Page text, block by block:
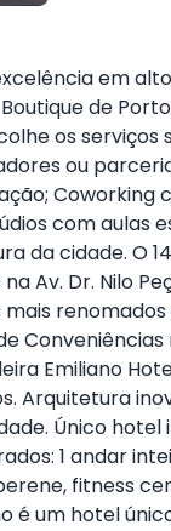
em
de
os
ou
Coworking
com aulas
da cidade. O
Av. Dr. Nilo
Emiliano
Arquitetura
Único
1 andar
fitness
é um hotel